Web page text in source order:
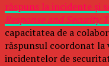
răspuns la incidente și
Response and Security
capacitatea de a
răspunsul coordonat
incidentelor de